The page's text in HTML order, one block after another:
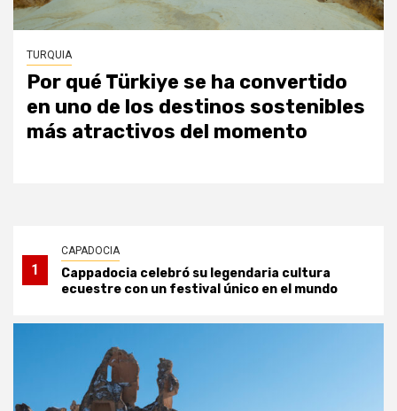
1
CAPADOCIA
Cappadocia celebró su legendaria cultura
ecuestre con un festival único en el mundo
TURQUIA
Por qué Türkiye se ha convertido
en uno de los destinos sostenibles
más atractivos del momento